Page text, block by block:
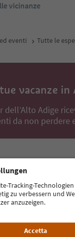
vicinanze
eventi Tutte le
vacanze
dell’Alto Adige
da non perdere
Iscriviti alla